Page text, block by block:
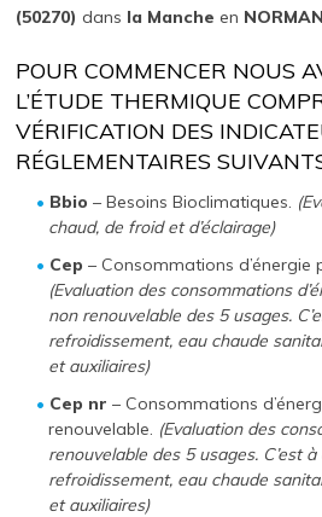
(50270) dans la Mancheen
POUR COMMENCER NOUS
L’ÉTUDE THERMIQUE
VÉRIFICATION DES
RÉGLEMENTAIRES
Bbio – Besoins Bioclimatiques.
chaud, de froid et d’éclairage)
Cep – Consommations d’énergie
(Evaluation des consommations
non renouvelable des 5 usages.
refroidissement, eau chaude
et auxiliaires)
Cep nr – Consommations
renouvelable. (Evaluation des
renouvelable des 5 usages. C’est
refroidissement, eau chaude
et auxiliaires)